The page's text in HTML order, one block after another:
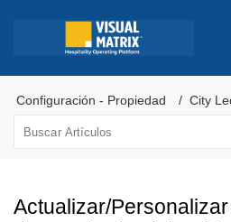
Configuración - Propiedad City
Actualizar/